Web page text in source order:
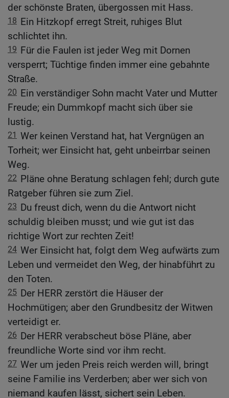
der schönste Braten, übergossen mit Hass.
18 Ein Hitzkopf erregt Streit, ruhiges Blut
schlichtet ihn.
19 Für die Faulen ist jeder Weg mit Dornen
versperrt; Tüchtige finden immer eine gebahnte
Straße.
20 Ein verständiger Sohn macht Vater und Mutter
Freude; ein Dummkopf macht sich über sie
lustig.
21 Wer keinen Verstand hat, hat Vergnügen an
Torheit; wer Einsicht hat, geht unbeirrbar seinen
Weg.
22 Pläne ohne Beratung schlagen fehl; durch gute
Ratgeber führen sie zum Ziel.
23 Du freust dich, wenn du die Antwort nicht
schuldig bleiben musst; und wie gut ist das
richtige Wort zur rechten Zeit!
24 Wer Einsicht hat, folgt dem Weg aufwärts zum
Leben und vermeidet den Weg, der hinabführt zu
den Toten.
25 Der HERR zerstört die Häuser der
Hochmütigen; aber den Grundbesitz der Witwen
verteidigt er.
26 Der HERR verabscheut böse Pläne, aber
freundliche Worte sind vor ihm recht.
27 Wer um jeden Preis reich werden will, bringt
seine Familie ins Verderben; aber wer sich von
niemand kaufen lässt, sichert sein Leben.